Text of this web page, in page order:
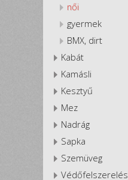
női
gyermek
BMX, dirt
Kabát
Kamásli
Kesztyű
Mez
Nadrág
Sapka
Szemüveg
Védőfelszerelés